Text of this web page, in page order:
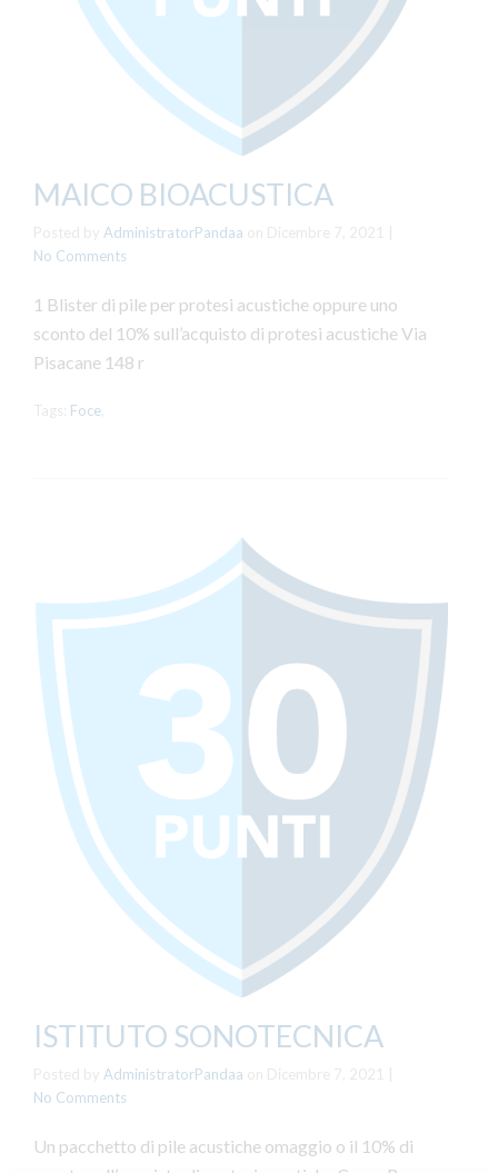
MAICO BIOACUSTICA
AdministratorPandaa
No Comments
1 Blister di pile per protesi acustiche oppure uno
sconto del 10% sull’acquisto di protesi acustiche Via
Pisacane 148 r
Foce
ISTITUTO SONOTECNICA
AdministratorPandaa
No Comments
Un pacchetto di pile acustiche omaggio o il 10% di